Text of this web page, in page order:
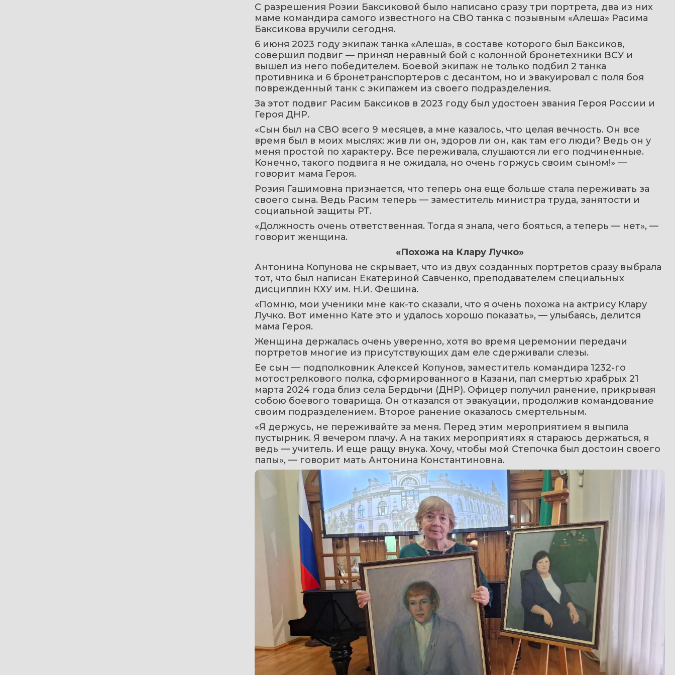
С разрешения Розии Баксиковой было написано сразу три портрета, два из них
маме командира самого известного на СВО танка с позывным «Алеша» Расима
Баксикова вручили сегодня.
6 июня 2023 году экипаж танка «Алеша», в составе которого был Баксиков,
совершил подвиг — принял неравный бой с колонной бронетехники ВСУ и
вышел из него победителем. Боевой экипаж не только подбил 2 танка
противника и 6 бронетранспортеров с десантом, но и эвакуировал с поля боя
поврежденный танк с экипажем из своего подразделения.
За этот подвиг Расим Баксиков в 2023 году был удостоен звания Героя России и
Героя ДНР.
«Сын был на СВО всего 9 месяцев, а мне казалось, что целая вечность. Он все
время был в моих мыслях: жив ли он, здоров ли он, как там его люди? Ведь он у
меня простой по характеру. Все переживала, слушаются ли его подчиненные.
Конечно, такого подвига я не ожидала, но очень горжусь своим сыном!» —
говорит мама Героя.
Розия Гашимовна признается, что теперь она еще больше стала переживать за
своего сына. Ведь Расим теперь — заместитель министра труда, занятости и
социальной защиты РТ.
«Должность очень ответственная. Тогда я знала, чего бояться, а теперь — нет», —
говорит женщина.
«Похожа на Клару Лучко»
Антонина Копунова не скрывает, что из двух созданных портретов сразу выбрала
тот, что был написан Екатериной Савченко, преподавателем специальных
дисциплин КХУ им. Н.И. Фешина.
«Помню, мои ученики мне как-то сказали, что я очень похожа на актрису Клару
Лучко. Вот именно Кате это и удалось хорошо показать», — улыбаясь, делится
мама Героя.
Женщина держалась очень уверенно, хотя во время церемонии передачи
портретов многие из присутствующих дам еле сдерживали слезы.
Ее сын — подполковник Алексей Копунов, заместитель командира 1232-го
мотострелкового полка, сформированного в Казани, пал смертью храбрых 21
марта 2024 года близ села Бердычи (ДНР). Офицер получил ранение, прикрывая
собою боевого товарища. Он отказался от эвакуации, продолжив командование
своим подразделением. Второе ранение оказалось смертельным.
«Я держусь, не переживайте за меня. Перед этим мероприятием я выпила
пустырник. Я вечером плачу. А на таких мероприятиях я стараюсь держаться, я
ведь — учитель. И еще ращу внука. Хочу, чтобы мой Степочка был достоин своего
папы», — говорит мать Антонина Константиновна.